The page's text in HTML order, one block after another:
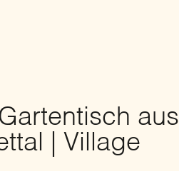
aus
| Village